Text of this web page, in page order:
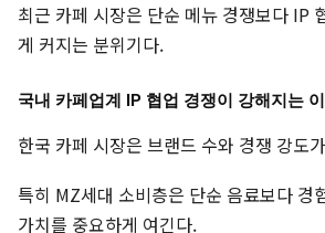
최근 카페 시장은 단순 메뉴 경쟁보다 IP
게 커지는 분위기다.
국내 카페업계 IP 협업 경쟁이 강해지는
한국 카페 시장은 브랜드 수와 경쟁 강도
특히 MZ세대 소비층은 단순 음료보다 경
가치를 중요하게 여긴다.